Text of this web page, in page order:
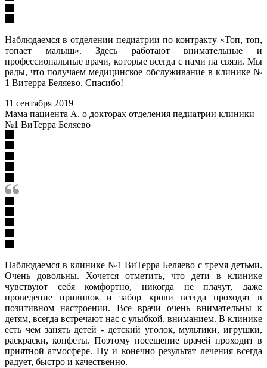
Наблюдаемся в отделении педиатрии по контракту «Топ, топ,
топает малыш». Здесь работают внимательные и
профессиональные врачи, которые всегда с нами на связи. Мы
рады, что получаем медицинское обслуживание в клинике №
1 Витерра Беляево. Спасибо!
11 сентября 2019
Мама пациента А. о докторах отделения педиатрии клиники
№1 ВиТерра Беляево
Наблюдаемся в клинике №1 ВиТерра Беляево с тремя детьми.
Очень довольны. Хочется отметить, что дети в клинике
чувствуют себя комфортно, никогда не плачут, даже
проведение прививок и забор крови всегда проходят в
позитивном настроении. Все врачи очень внимательны к
детям, всегда встречают нас с улыбкой, вниманием. В клинике
есть чем занять детей - детский уголок, мультики, игрушки,
раскраски, конфеты. Поэтому посещение врачей проходит в
приятной атмосфере. Ну и конечно результат лечения всегда
радует, быстро и качественно.